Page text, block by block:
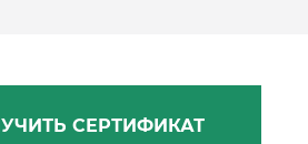
СЕРТИФИКАТ